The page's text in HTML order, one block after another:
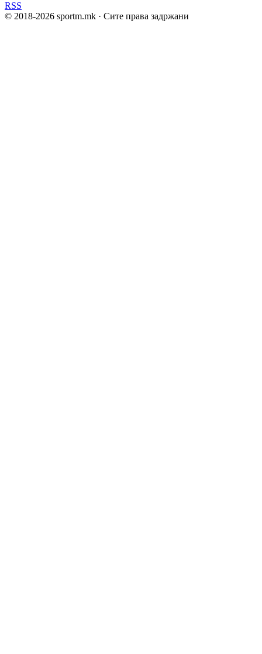
RSS
© 2018-2026 sportm.mk · Сите права задржани